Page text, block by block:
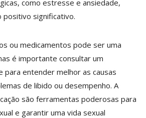
como estresse e ansiedade,
significativo.
ou medicamentos pode ser uma
é importante consultar um
para entender melhor as causas
de libido ou desempenho. A
são ferramentas poderosas para
e garantir uma vida sexual